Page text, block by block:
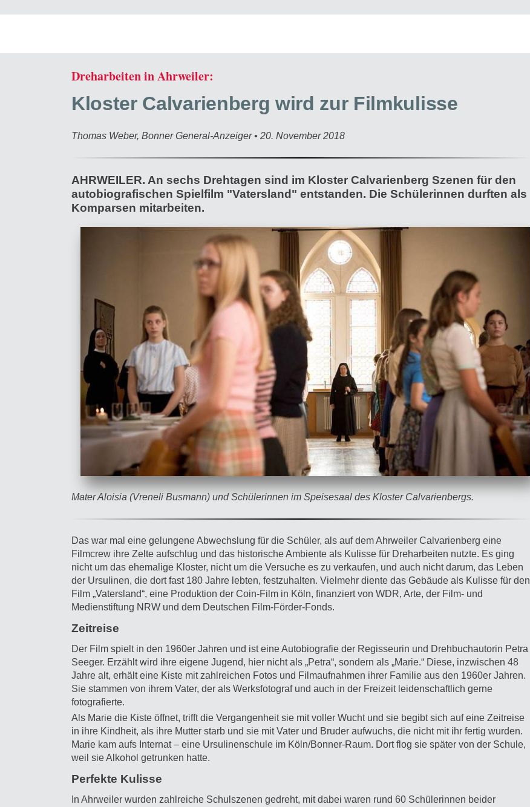
Dreharbeiten in Ahrweiler:
Kloster Calvarienberg wird zur Filmkulisse
Thomas Weber, Bonner General-Anzeiger • 20. November 2018
AHRWEILER. An sechs Drehtagen sind im Kloster Calvarienberg Szenen für den
autobiografischen Spielfilm "Vatersland" entstanden. Die Schülerinnen durften als
Komparsen mitarbeiten.
Mater Aloisia (Vreneli Busmann) und Schülerinnen im Speisesaal des Kloster Calvarienbergs.
Das war mal eine gelungene Abwechslung für die Schüler, als auf dem Ahrweiler Calvarienberg eine
Filmcrew ihre Zelte aufschlug und das historische Ambiente als Kulisse für Dreharbeiten nutzte. Es ging
nicht um das ehemalige Kloster, nicht um die Versuche es zu verkaufen, und auch nicht darum, das Leben
der Ursulinen, die dort fast 180 Jahre lebten, festzuhalten. Vielmehr diente das Gebäude als Kulisse für den
Film „Vatersland“, eine Produktion der Coin-Film in Köln, finanziert von WDR, Arte, der Film- und
Medienstiftung NRW und dem Deutschen Film-Förder-Fonds.
Zeitreise
Der Film spielt in den 1960er Jahren und ist eine Autobiografie der Regisseurin und Drehbuchautorin Petra
Seeger. Erzählt wird ihre eigene Jugend, hier nicht als „Petra“, sondern als „Marie.“ Diese, inzwischen 48
Jahre alt, erhält eine Kiste mit zahlreichen Fotos und Filmaufnahmen ihrer Familie aus den 1960er Jahren.
Sie stammen von ihrem Vater, der als Werksfotograf und auch in der Freizeit leidenschaftlich gerne
fotografierte.
Als Marie die Kiste öffnet, trifft die Vergangenheit sie mit voller Wucht und sie begibt sich auf eine Zeitreise
in ihre Kindheit, als ihre Mutter starb und sie mit Vater und Bruder aufwuchs, die nicht mit ihr fertig wurden.
Marie kam aufs Internat – eine Ursulinenschule im Köln/Bonner-Raum. Dort flog sie später von der Schule,
weil sie Alkohol getrunken hatte.
Perfekte Kulisse
In Ahrweiler wurden zahlreiche Schulszenen gedreht, mit dabei waren rund 60 Schülerinnen beider